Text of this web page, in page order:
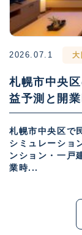
2026.07.1 大
札幌市中央
益予測と開
札幌市中央区で
シミュレーショ
ンション・一戸
業時...